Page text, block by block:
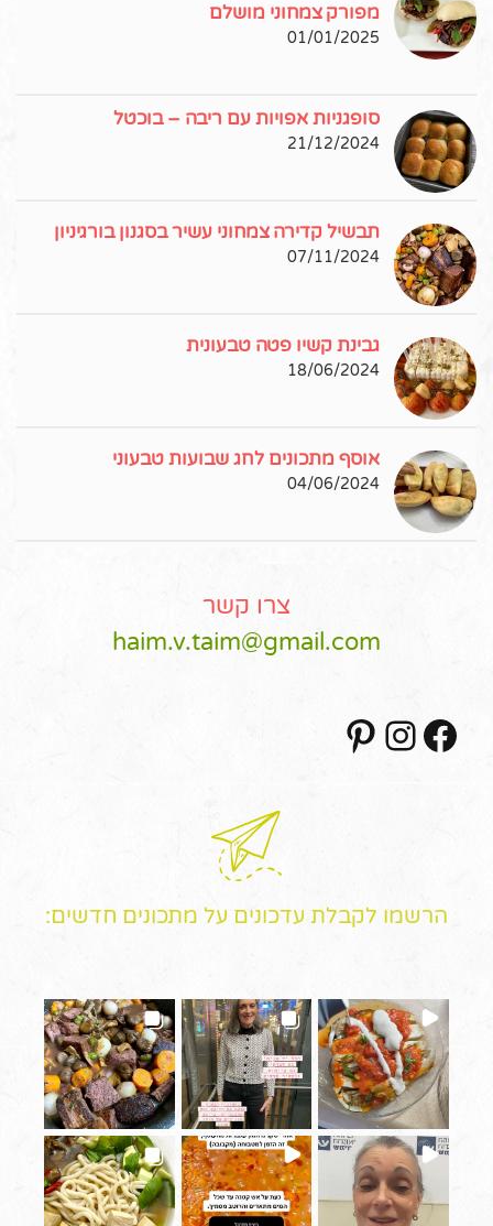
מפורק צמחוני מושלם
01/01/2025
סופגניות אפויות עם ריבה – בוכטל
21/12/2024
תבשיל קדירה צמחוני עשיר בסגנון בורגיניון
07/11/2024
גבינת קשיו פטה טבעונית
18/06/2024
אוסף מתכונים לחג שבועות טבעוני
04/06/2024
צרו קשר
haim.v.taim@gmail.com
Facebook
Instagram
הרשמו לקבלת עדכונים על מתכונים חדשים: